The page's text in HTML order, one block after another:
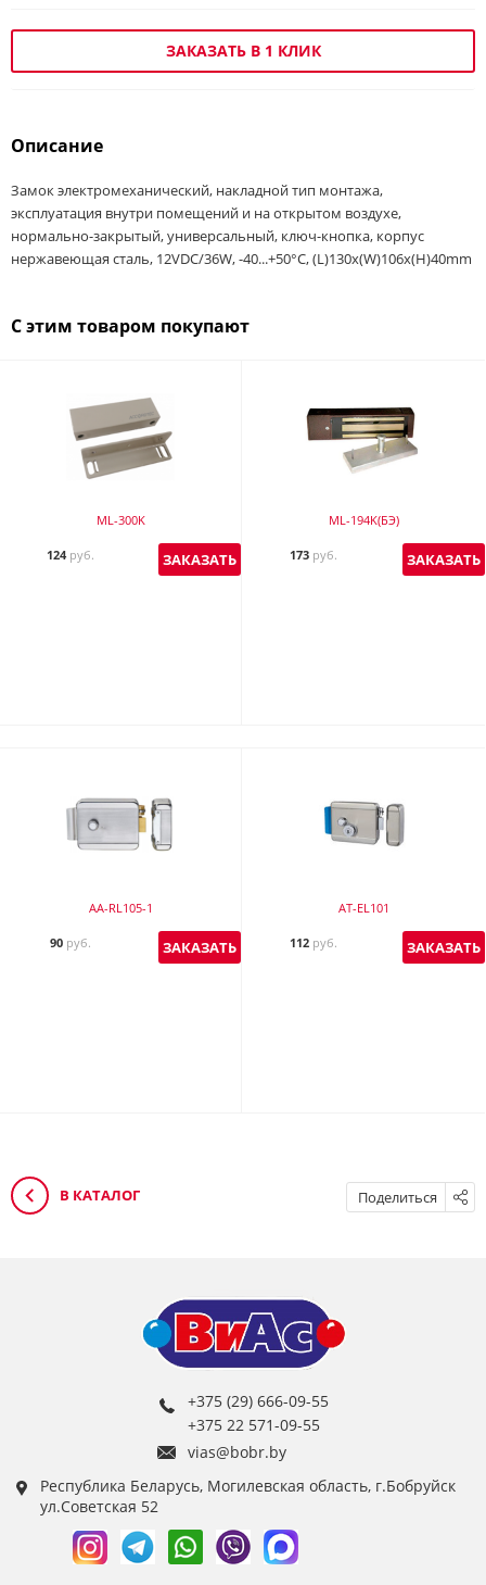
ЗАКАЗАТЬ В 1 КЛИК
Описание
Замок электромеханический, накладной тип монтажа,
эксплуатация внутри помещений и на открытом воздухе,
нормально-закрытый, универсальный, ключ-кнопка, корпус
нержавеющая сталь, 12VDC/36W, -40...+50°С, (L)130х(W)106х(H)40mm
С этим товаром покупают
ML-300K
124 руб. ЗАКАЗАТЬ
ML-194K(БЭ)
173 руб. ЗАКАЗАТЬ
AA-RL105-1
90 руб. ЗАКАЗАТЬ
AT-EL101
112 руб. ЗАКАЗАТЬ
В КАТАЛОГ Поделиться
+375 (29) 666-09-55
+375 22 571-09-55
vias@bobr.by
Республика Беларусь, Могилевская область, г.Бобруйск
ул.Советская 52